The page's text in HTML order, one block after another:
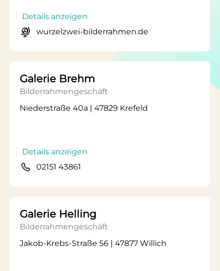
Details anzeigen
wurzelzwei-bilderrahmen.de
Galerie Brehm
Bilderrahmengeschäft
Niederstraße 40a | 47829 Krefeld
Details anzeigen
02151 43861
Galerie Helling
Bilderrahmengeschäft
Jakob-Krebs-Straße 56 | 47877 Willich